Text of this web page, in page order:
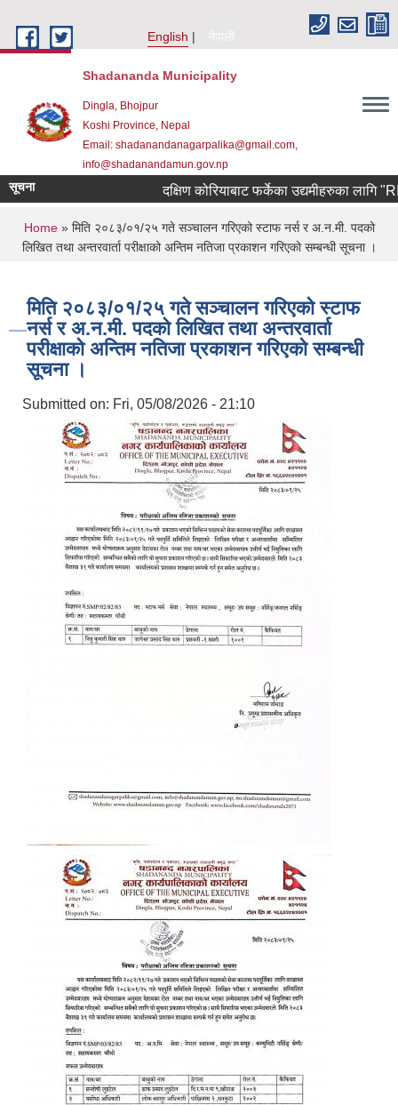
English
नेपाली
Shadananda Municipality
Dingla, Bhojpur
Koshi Province, Nepal
Email: shadanandanagarpalika@gmail.com,
info@shadanandamun.gov.np
सूचना दक्षिण कोरियाबाट फर्केका उद्यमीहरुका लागि
You are here
Home» मिति २०८३/०१/२५ गते सञ्चालन गरिएको स्टाफ नर्स र अ.न.मी. पदको
लिखित तथा अन्तरवार्ता परीक्षाको अन्तिम नतिजा प्रकाशन गरिएको सम्बन्धी सूचना ।
मिति २०८३/०१/२५ गते सञ्चालन गरिएको स्टाफ
नर्स र अ.न.मी. पदको लिखित तथा अन्तरवार्ता
परीक्षाको अन्तिम नतिजा प्रकाशन गरिएको सम्बन्धी
सूचना ।
Submitted on: Fri, 05/08/2026 - 21:10